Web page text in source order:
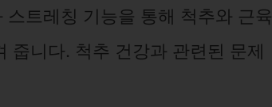
트레칭 기능을 통해 척추와 근육
줍니다. 척추 건강과 관련된 문제